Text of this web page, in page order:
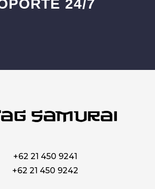
24/7
+62 21 450 9241
+62 21 450 9242